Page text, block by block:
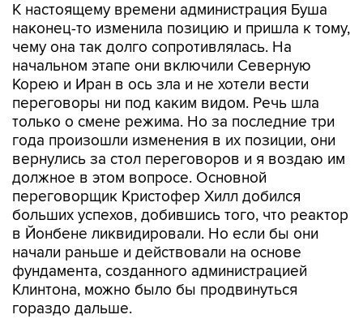
К настоящему времени администрация Буша
наконец-то изменила позицию и пришла к тому,
чему она так долго сопротивлялась. На
начальном этапе они включили Северную
Корею и Иран в ось зла и не хотели вести
переговоры ни под каким видом. Речь шла
только о смене режима. Но за последние три
года произошли изменения в их позиции, они
вернулись за стол переговоров и я воздаю им
должное в этом вопросе. Основной
переговорщик Кристофер Хилл добился
больших успехов, добившись того, что реактор
в Йонбене ликвидировали. Но если бы они
начали раньше и действовали на основе
фундамента, созданного администрацией
Клинтона, можно было бы продвинуться
гораздо дальше.